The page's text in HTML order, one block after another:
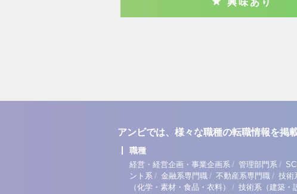
興味あり
アンビでは、様々な職種の転職情報を掲
職種
経営・経営企画・事業企画系 / 管理部門系 /
ント系 / 金融系専門職 / 不動産系専門職 / 技術
（化学・素材・食品・衣料）
/ 技術系（建築・